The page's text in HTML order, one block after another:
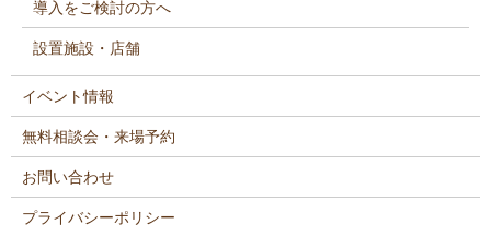
導入をご検討の方へ
設置施設・店舗
イベント情報
無料相談会・来場予約
お問い合わせ
プライバシーポリシー